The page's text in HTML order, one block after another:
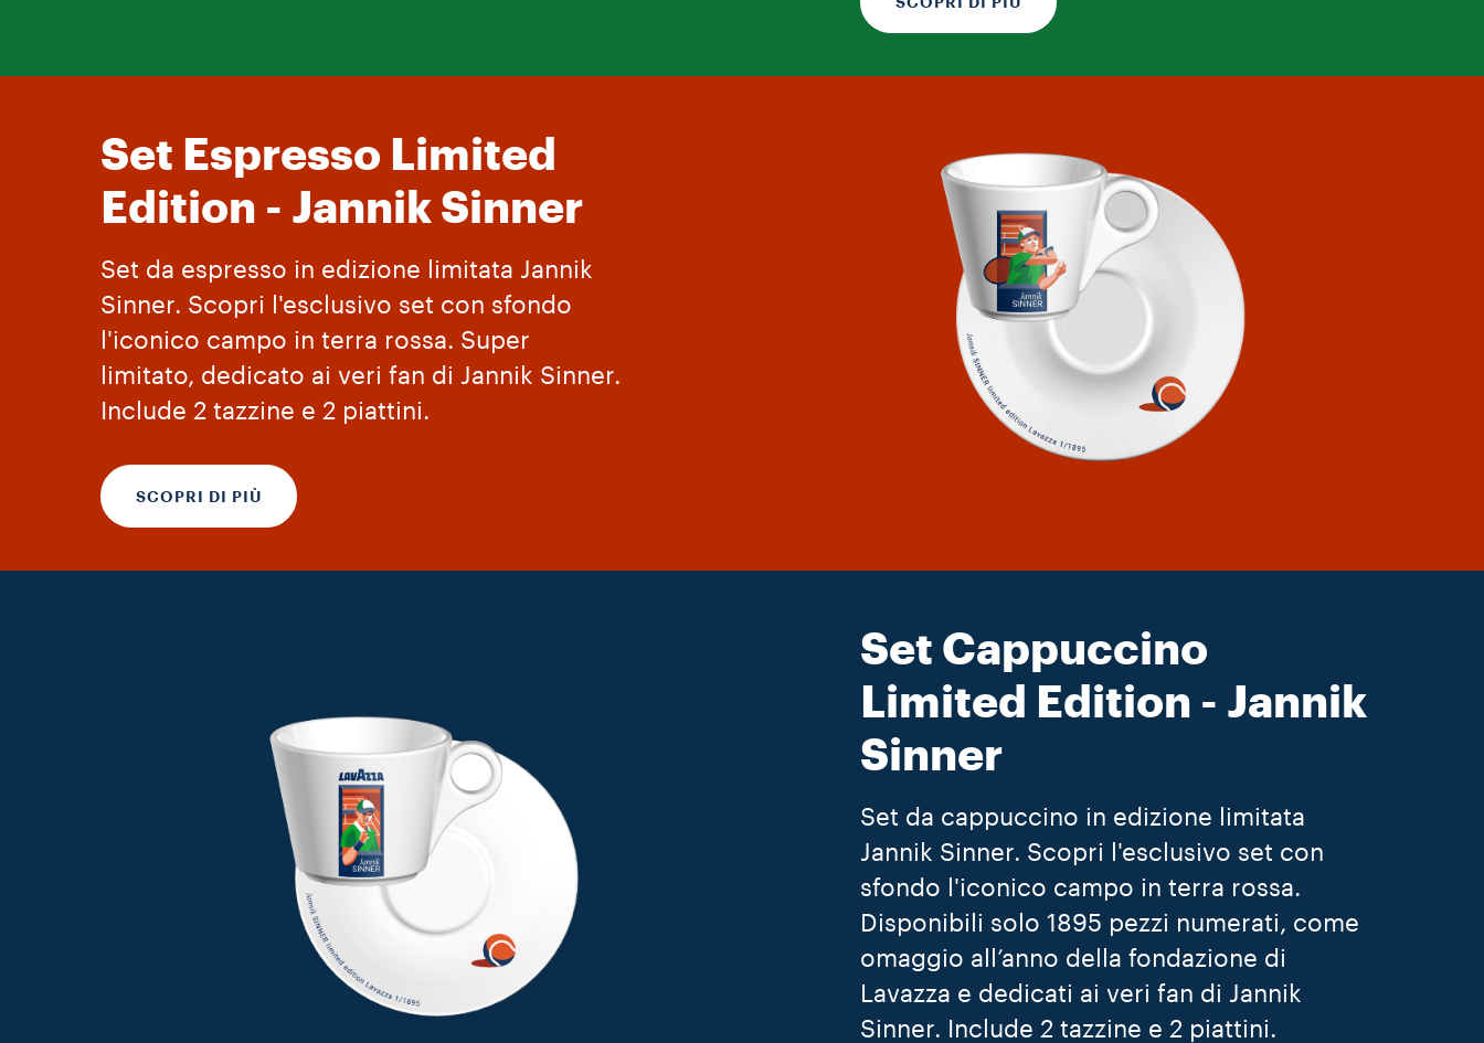
Set Espresso Limited
Edition - Jannik Sinner
Set da espresso in edizione limitata Jannik
Sinner. Scopri l'esclusivo set con sfondo
l'iconico campo in terra rossa. Super
limitato, dedicato ai veri fan di Jannik Sinner.
Include 2 tazzine e 2 piattini.
SCOPRI DI PIÙ
Set Cappuccino
Limited Edition - Jannik
Sinner
Set da cappuccino in edizione limitata
Jannik Sinner. Scopri l'esclusivo set con
sfondo l'iconico campo in terra rossa.
Disponibili solo 1895 pezzi numerati, come
omaggio all’anno della fondazione di
Lavazza e dedicati ai veri fan di Jannik
Sinner. Include 2 tazzine e 2 piattini.